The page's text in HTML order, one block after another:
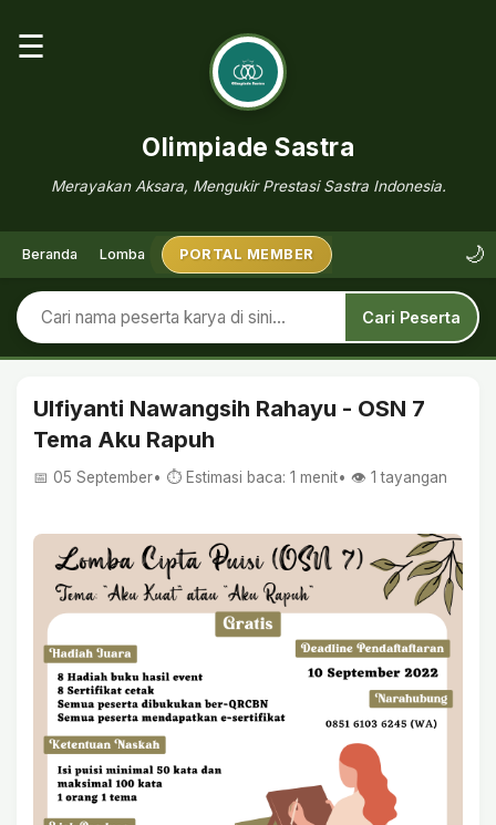
☰
Olimpiade Sastra
Merayakan Aksara, Mengukir Prestasi Sastra Indonesia.
Beranda Lomba PORTAL MEMBER 🌙
Cari Peserta
Ulfiyanti Nawangsih Rahayu - OSN 7
Tema Aku Rapuh
📅 05 September• ⏱ Estimasi baca: 1 menit• 👁️ 1 tayangan